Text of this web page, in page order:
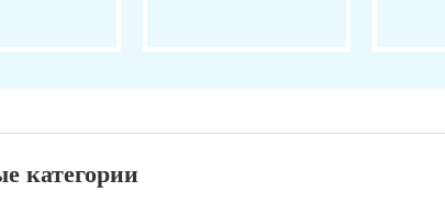
категории